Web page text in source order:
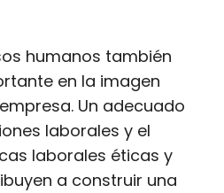
humanos también
en la imagen
Un adecuado
laborales y el
laborales éticas y
a construir una